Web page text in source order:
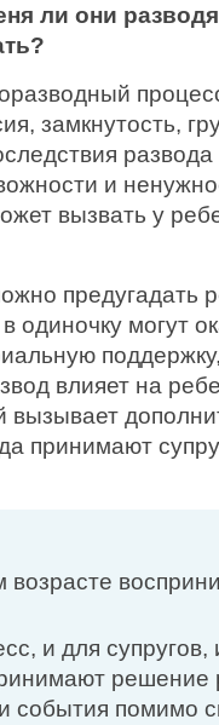
ли они
замкнутость,
и
вызвать у
предугадать
одиночку могут
влияет на
вызывает
принимают
возрасте
и для
решение
события помимо